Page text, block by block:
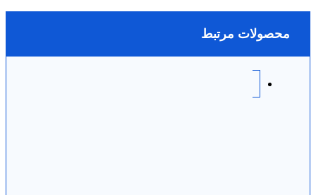
محصولات مرتبط